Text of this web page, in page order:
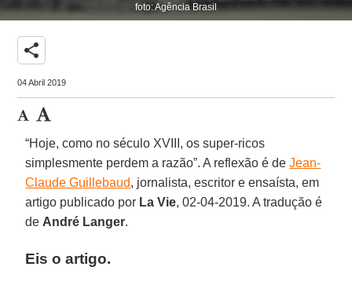
foto: Agência Brasil
share
04 Abril 2019
“Hoje, como no século XVIII, os super-ricos
simplesmente perdem a razão”. A reflexão é deJean-
Claude Guillebaud, jornalista, escritor e ensaísta, em
artigo publicado por La Vie, 02-04-2019. A tradução é
de André Langer.
Eis o artigo.